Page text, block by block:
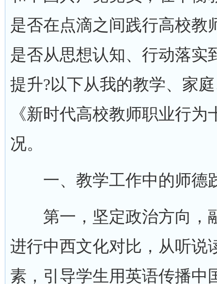
是否在点滴之间践行高校教
是否从思想认知、行动落实
提升?以下从我的教学、家
《新时代高校教师职业行
况。
一、教学工作中的师德
第一，坚定政治方向，
进行中西文化对比，从听说
素，引导学生用英语传播中